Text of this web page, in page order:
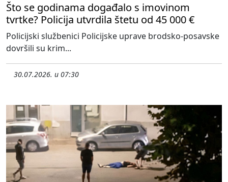
Što se godinama događalo s imovinom
tvrtke? Policija utvrdila štetu od 45 000 €
Policijski službenici Policijske uprave brodsko-posavske
dovršili su krim...
30.07.2026. u 07:30